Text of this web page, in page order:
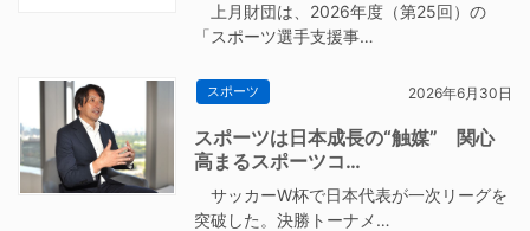
上月財団は、2026年度（第25回）の
「スポーツ選手支援事…
スポーツ 2026年6月30日
スポーツは日本成長の“触媒” 関心
高まるスポーツコ…
サッカーW杯で日本代表が一次リーグを
突破した。決勝トーナメ…